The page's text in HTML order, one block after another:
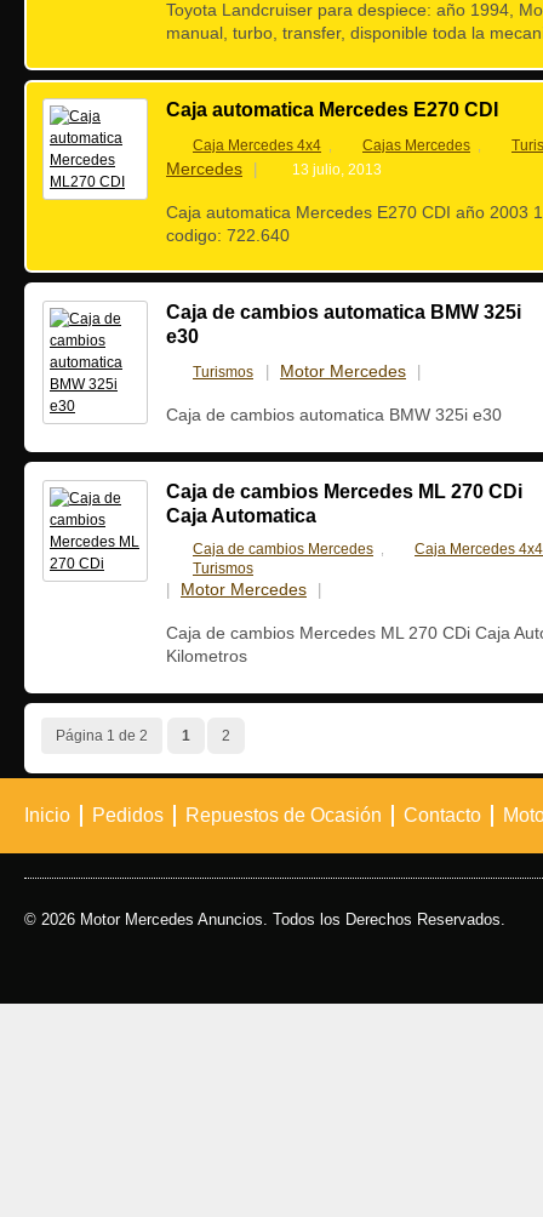
Toyota Landcruiser para despiece: año 1994,
manual, turbo, transfer, disponible toda la
Caja automatica Mercedes E270 CDI
Caja Mercedes 4x4 Cajas Mercedes
Mercedes 13 julio, 2013
Caja automatica Mercedes E270 CDI año 2003
codigo: 722.640
Caja de cambios automatica BMW 325i
e30
Turismos Motor Mercedes
Caja de cambios automatica BMW 325i e30
Caja de cambios Mercedes ML 270 CDi
Caja Automatica
Caja de cambios Mercedes
Caja Mercedes 4x4
Turismos
Motor Mercedes
Caja de cambios Mercedes ML 270 CDi Caja
Kilometros
Página 1 de 2 1 2
Inicio Pedidos Repuestos de Ocasión Contacto
© 2026 Motor Mercedes Anuncios. Todos los Derechos Reservados.